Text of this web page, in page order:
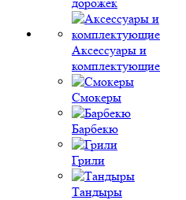
Аксессуары и
комплектующие
Смокеры
Барбекю
Грили
Тандыры